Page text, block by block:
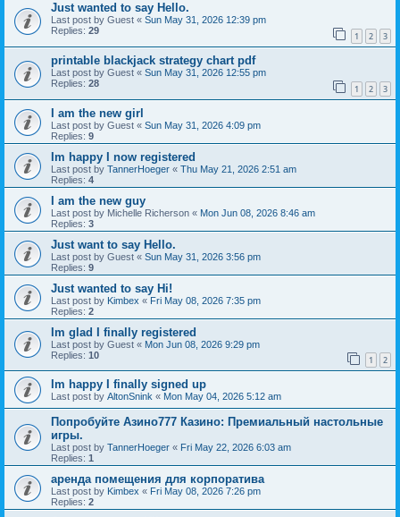
Just wanted to say Hello.
Last post by Guest « Sun May 31, 2026 12:39 pm
Replies: 29 1 2 3
printable blackjack strategy chart pdf
Last post by Guest « Sun May 31, 2026 12:55 pm
Replies: 28 1 2 3
I am the new girl
Last post by Guest « Sun May 31, 2026 4:09 pm
Replies: 9
Im happy I now registered
Last post by TannerHoeger « Thu May 21, 2026 2:51 am
Replies: 4
I am the new guy
Last post by Michelle Richerson « Mon Jun 08, 2026 8:46 am
Replies: 3
Just want to say Hello.
Last post by Guest « Sun May 31, 2026 3:56 pm
Replies: 9
Just wanted to say Hi!
Last post by Kimbex « Fri May 08, 2026 7:35 pm
Replies: 2
Im glad I finally registered
Last post by Guest « Mon Jun 08, 2026 9:29 pm
Replies: 10 1 2
Im happy I finally signed up
Last post by AltonSnink « Mon May 04, 2026 5:12 am
Попробуйте Азино777 Казино: Премиальный настольные
игры.
Last post by TannerHoeger « Fri May 22, 2026 6:03 am
Replies: 1
аренда помещения для корпоратива
Last post by Kimbex « Fri May 08, 2026 7:26 pm
Replies: 2